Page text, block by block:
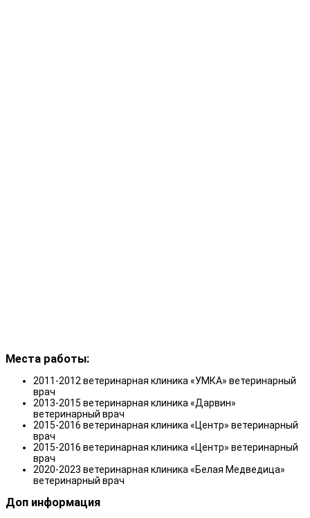
Места работы:
2011-2012 ветеринарная клиника «УМКА» ветеринарный
врач
2013-2015 ветеринарная клиника «Дарвин»
ветеринарный врач
2015-2016 ветеринарная клиника «Центр» ветеринарный
врач
2015-2016 ветеринарная клиника «Центр» ветеринарный
врач
2020-2023 ветеринарная клиника «Белая Медведица»
ветеринарный врач
Доп информация